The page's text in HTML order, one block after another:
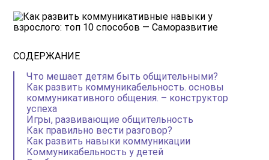
СОДЕРЖАНИЕ
Что мешает детям быть общительными?
Как развить коммуникабельность. основы
коммуникативного общения. – конструктор
успеха
Игры, развивающие общительность
Как правильно вести разговор?
Как развить навыки коммуникации
Коммуникабельность у детей